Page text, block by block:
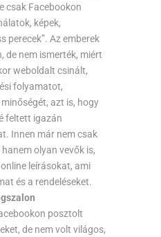
csak Facebookon
képek,
perecek”. Az emberek
de nem ismerték, miért
weboldalt csinált,
folyamatot,
azt is, hogy
feltett igazán
Innen már nem csak
olyan vevők is,
leírásokat, ami
és a rendeléseket.
posztolt
de nem volt világos,